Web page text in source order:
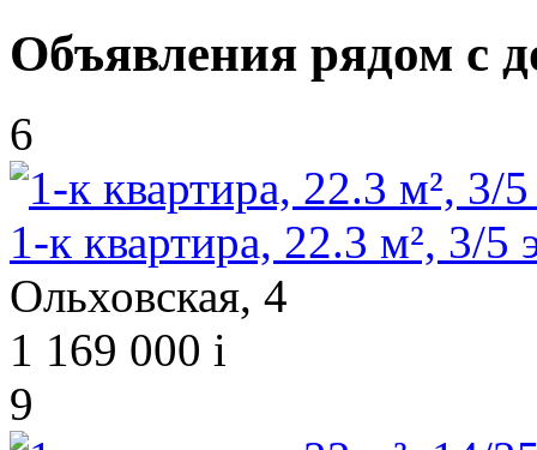
Объявления рядом с
6
1-к квартира, 22.3 м², 3/5
Ольховская, 4
1 169 000 i
9